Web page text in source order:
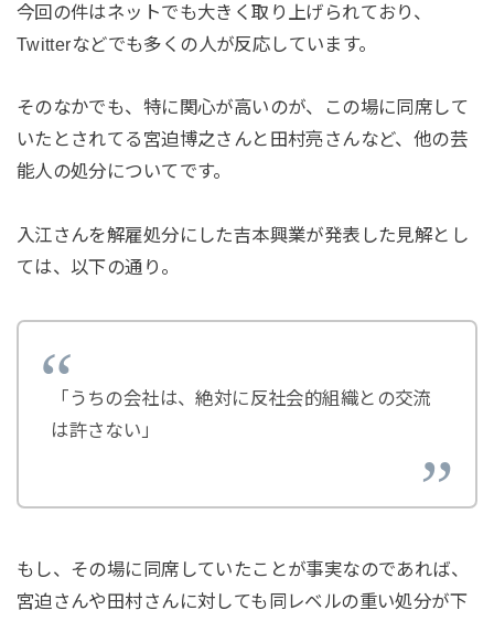
今回の件はネットでも大きく取り上げられており、
Twitterなどでも多くの人が反応しています。
そのなかでも、特に関心が高いのが、この場に同席して
いたとされてる宮迫博之さんと田村亮さんなど、他の芸
能人の処分についてです。
入江さんを解雇処分にした吉本興業が発表した見解とし
ては、以下の通り。
「うちの会社は、絶対に反社会的組織との交流
は許さない」
もし、その場に同席していたことが事実なのであれば、
宮迫さんや田村さんに対しても同レベルの重い処分が下